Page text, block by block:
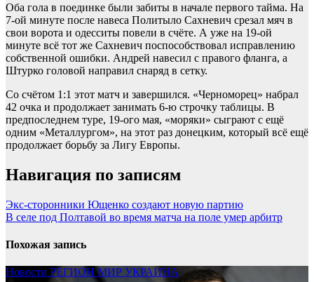
Оба гола в поединке были забиты в начале первого тайма. На
7-ой минуте после навеса Политыло Сахневич срезал мяч в
свои ворота и одесситы повели в счёте. А уже на 19-ой
минуте всё тот же Сахневич поспособствовал исправлению
собственной ошибки. Андрей навесил с правого фланга, а
Штурко головой направил снаряд в сетку.
Со счётом 1:1 этот матч и завершился. «Черноморец» набрал
42 очка и продолжает занимать 6-ю строчку таблицы. В
предпоследнем туре, 19-ого мая, «моряки» сыграют с ещё
одним «Металлургом», на этот раз донецким, который всё ещё
продолжает борьбу за Лигу Европы.
Навигация по записям
Экс-сторонники Ющенко создают новую партию
В селе под Полтавой во время матча на поле умер арбитр
Похожая запись
Новости РЕГИОНМИР УКРАИНА